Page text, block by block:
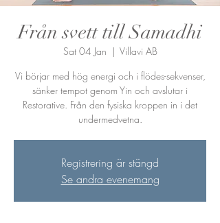
Från svett till Samadhi
Sat 04 Jan
  |
Villavi AB
Vi börjar med hög energi och i flödes-sekvenser,
sänker tempot genom Yin och avslutar i
Restorative. Från den fysiska kroppen in i det
undermedvetna.
Registrering är stängd
Se andra evenemang